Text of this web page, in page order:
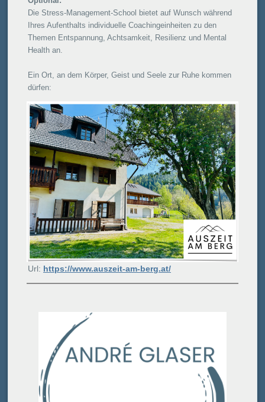
Die Stress-Management-School bietet auf Wunsch während
Ihres Aufenthalts individuelle Coachingeinheiten zu den
Themen Entspannung, Achtsamkeit, Resilienz und Mental
Health an.
Ein Ort, an dem Körper, Geist und Seele zur Ruhe kommen
dürfen:
Url: https://www.auszeit-am-berg.at/